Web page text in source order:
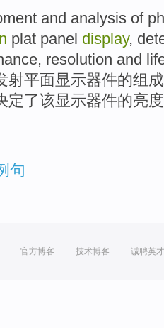
and analysis of
plat panel display,
, resolution and
射平面显示器件的组
定了该显示器件的亮度
句
官方博客 技术博客 诚聘英才